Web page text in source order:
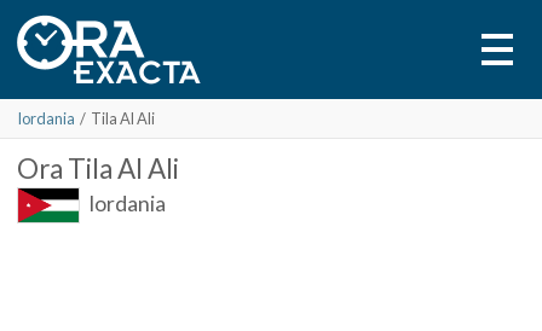
Iordania / Tila Al Ali
Ora Tila Al Ali
Iordania